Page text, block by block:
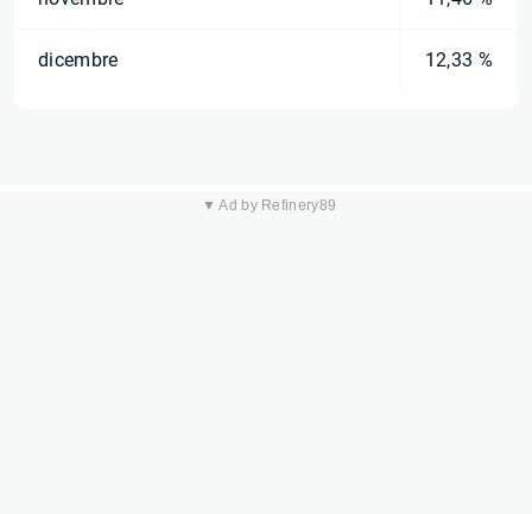
dicembre 12,33 %
▼ Ad by Refinery89